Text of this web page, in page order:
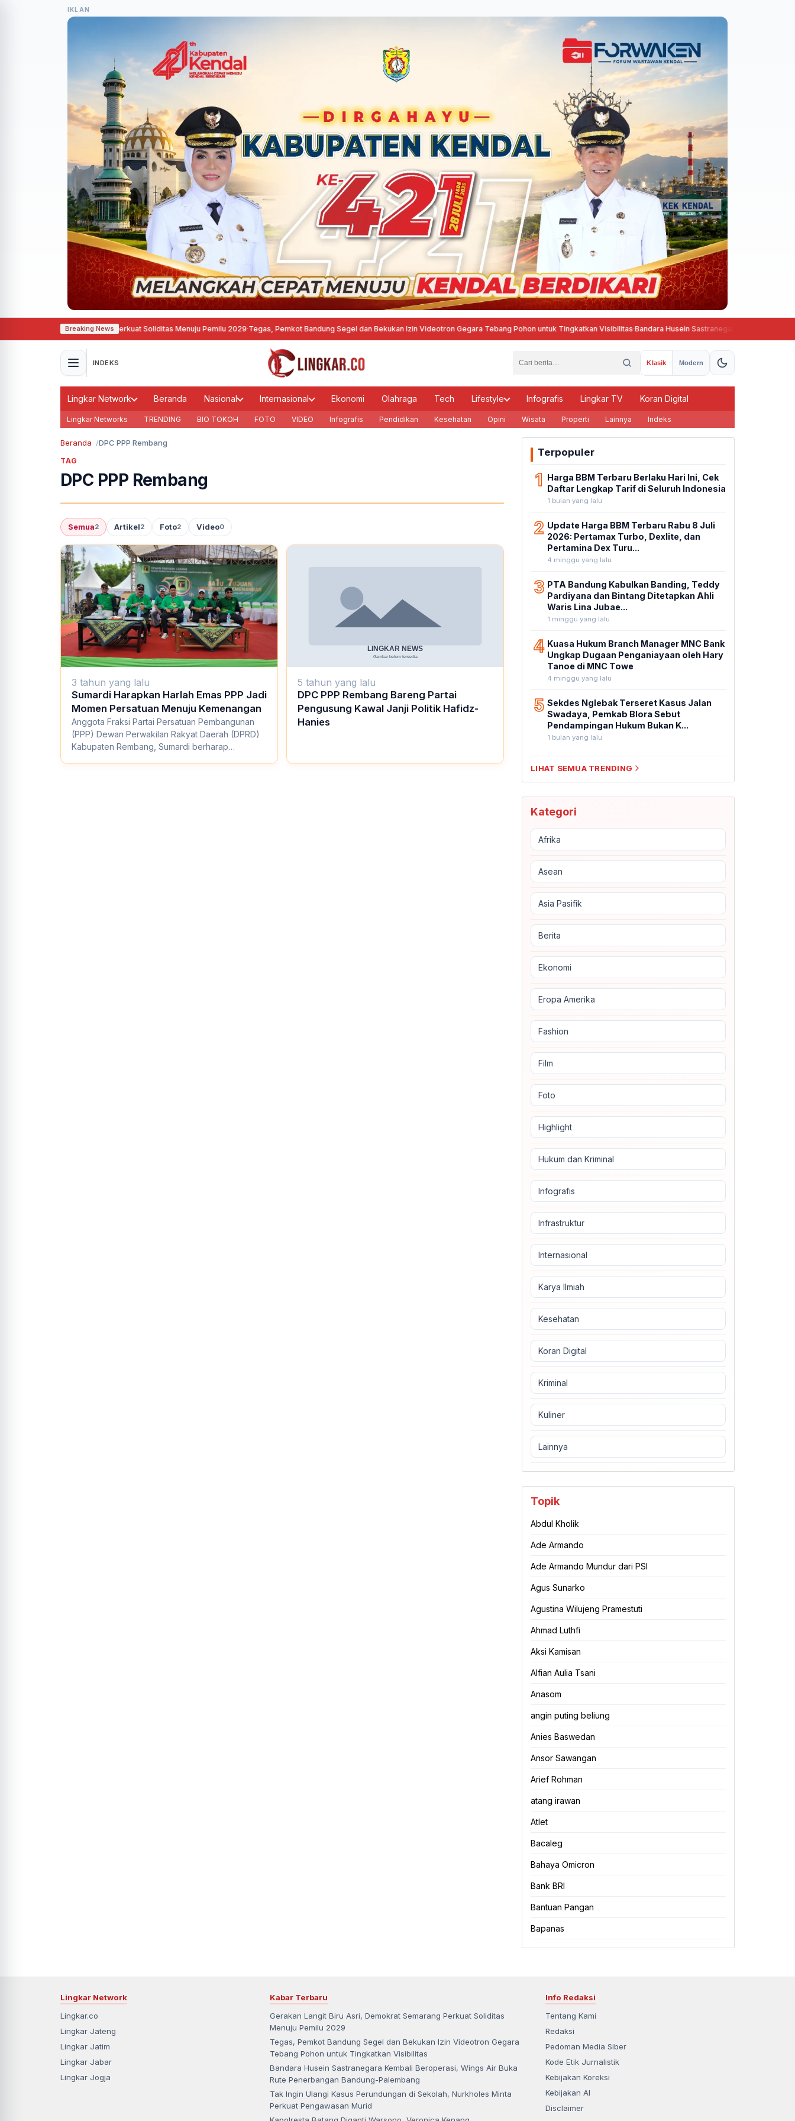
IKLAN
Breaking News
Demokrat Semarang Perkuat Soliditas Menuju Pemilu 2029·Tegas, Pemkot Bandung Segel dan Bekukan Izin Videotron Gegara Tebang Pohon untuk Tingkatkan Visibilitas·Bandara Husein Sastranegara Kembali Beroperasi,
INDEKS Klasik Modern
Lingkar Network Beranda Nasional Internasional Ekonomi Olahraga Tech Lifestyle Infografis Lingkar TV Koran Digital
Lingkar Networks TRENDING BIO TOKOH FOTO VIDEO Infografis Pendidikan Kesehatan Opini Wisata Properti Lainnya Indeks
Beranda DPC PPP Rembang
TAG
DPC PPP Rembang
Semua2 Artikel2 Foto2 Video0
3 tahun yang lalu
Sumardi Harapkan Harlah Emas PPP Jadi
Momen Persatuan Menuju Kemenangan
Anggota Fraksi Partai Persatuan Pembangunan
(PPP) Dewan Perwakilan Rakyat Daerah (DPRD)
Kabupaten Rembang, Sumardi berharap
5 tahun yang lalu
DPC PPP Rembang Bareng Partai
Pengusung Kawal Janji Politik Hafidz-
Hanies
Terpopuler
1 Harga BBM Terbaru Berlaku Hari Ini, Cek
Daftar Lengkap Tarif di Seluruh Indonesia
1 bulan yang lalu
2 Update Harga BBM Terbaru Rabu 8 Juli
2026: Pertamax Turbo, Dexlite, dan
Pertamina Dex Turu...
4 minggu yang lalu
3 PTA Bandung Kabulkan Banding, Teddy
Pardiyana dan Bintang Ditetapkan Ahli
Waris Lina Jubae...
1 minggu yang lalu
4 Kuasa Hukum Branch Manager MNC Bank
Ungkap Dugaan Penganiayaan oleh Hary
Tanoe di MNC Towe
4 minggu yang lalu
5 Sekdes Nglebak Terseret Kasus Jalan
Swadaya, Pemkab Blora Sebut
Pendampingan Hukum Bukan K...
1 bulan yang lalu
LIHAT SEMUA TRENDING
Kategori
Afrika
Asean
Asia Pasifik
Berita
Ekonomi
Eropa Amerika
Fashion
Film
Foto
Highlight
Hukum dan Kriminal
Infografis
Infrastruktur
Internasional
Karya Ilmiah
Kesehatan
Koran Digital
Kriminal
Kuliner
Lainnya
Topik
Abdul Kholik
Ade Armando
Ade Armando Mundur dari PSI
Agus Sunarko
Agustina Wilujeng Pramestuti
Ahmad Luthfi
Aksi Kamisan
Alfian Aulia Tsani
Anasom
angin puting beliung
Anies Baswedan
Ansor Sawangan
Arief Rohman
atang irawan
Atlet
Bacaleg
Bahaya Omicron
Bank BRI
Bantuan Pangan
Bapanas
Lingkar Network
Lingkar.co
Lingkar Jateng
Lingkar Jatim
Lingkar Jabar
Lingkar Jogja
Kabar Terbaru
Gerakan Langit Biru Asri, Demokrat Semarang Perkuat Soliditas
Menuju Pemilu 2029
Tegas, Pemkot Bandung Segel dan Bekukan Izin Videotron Gegara
Tebang Pohon untuk Tingkatkan Visibilitas
Bandara Husein Sastranegara Kembali Beroperasi, Wings Air Buka
Rute Penerbangan Bandung-Palembang
Tak Ingin Ulangi Kasus Perundungan di Sekolah, Nurkholes Minta
Perkuat Pengawasan Murid
Info Redaksi
Tentang Kami
Redaksi
Pedoman Media Siber
Kode Etik Jurnalistik
Kebijakan Koreksi
Kebijakan AI
Disclaimer